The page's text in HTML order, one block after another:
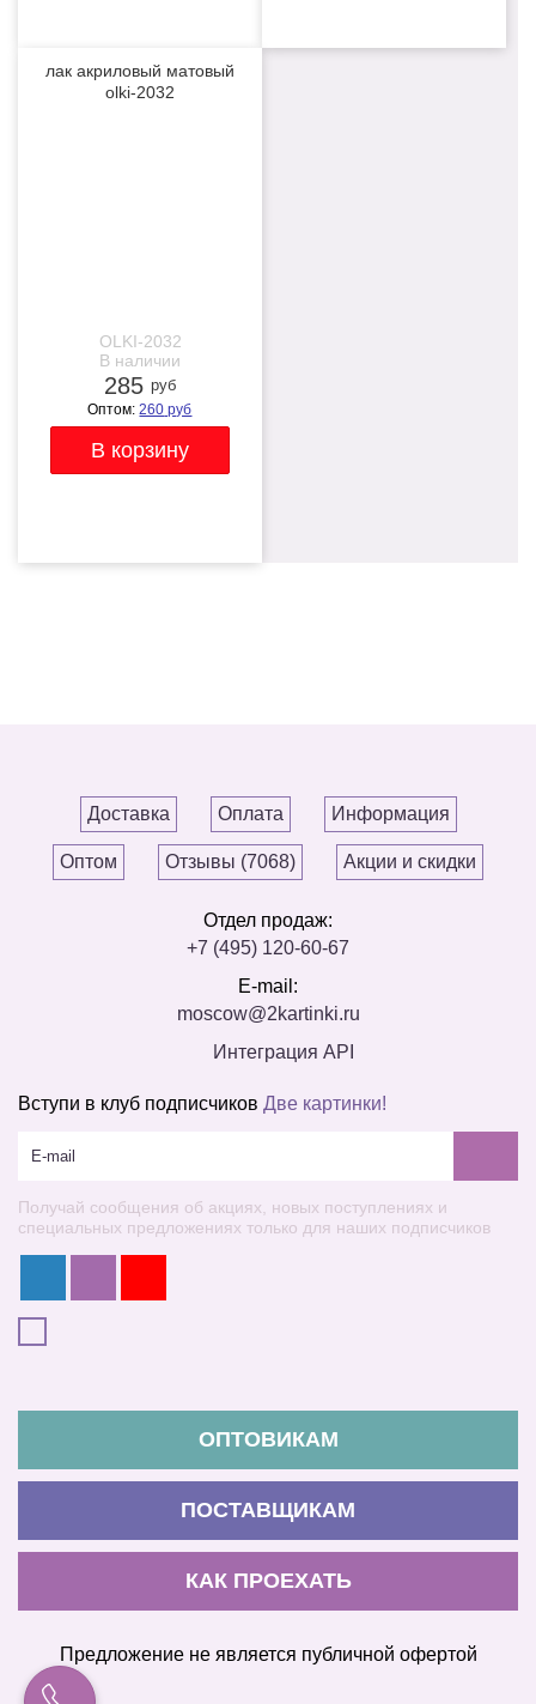
лак акриловый матовый
olki-2032
OLKI-2032
В наличии
285 руб
Оптом:260 руб
Доставка Оплата Информация
Оптом Отзывы (7068) Акции и скидки
Отдел продаж:
+7 (495) 120-60-67
E-mail:
moscow@2kartinki.ru
Интеграция API
Вступи в клуб подписчиков Две картинки!
Получай сообщения об акциях, новых поступлениях и
специальных предложениях только для наших подписчиков
ОПТОВИКАМ
ПОСТАВЩИКАМ
КАК ПРОЕХАТЬ
Предложение не является публичной офертой